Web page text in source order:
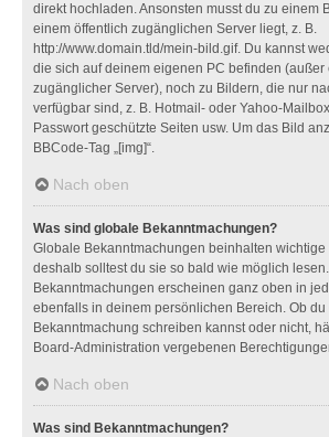
direkt hochladen. Ansonsten musst du zu einem
einem öffentlich zugänglichen Server liegt, z. B.
http://www.domain.tld/mein-bild.gif. Du kannst
die sich auf deinem eigenen PC befinden (außer
zugänglicher Server), noch zu Bildern, die nur
verfügbar sind, z. B. Hotmail- oder Yahoo-
Passwort geschützte Seiten usw. Um das Bild
BBCode-Tag „[img]“.
Nach oben
Was sind globale Bekanntmachungen?
Globale Bekanntmachungen beinhalten wichtige
deshalb solltest du sie so bald wie möglich
Bekanntmachungen erscheinen ganz oben in
ebenfalls in deinem persönlichen Bereich. Ob
Bekanntmachung schreiben kannst oder nicht,
Board-Administration vergebenen
Nach oben
Was sind Bekanntmachungen?